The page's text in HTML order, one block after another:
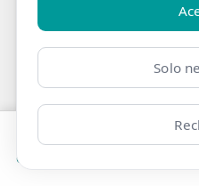
Clínicas
Cistitis
Recupera tu
Di Adiós al
VejigaPedir cita
Solo